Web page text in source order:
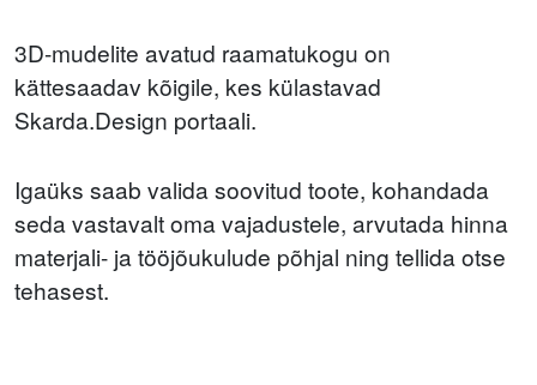
3D-mudelite avatud raamatukogu on
kättesaadav kõigile, kes külastavad
Skarda.Design portaali.
Igaüks saab valida soovitud toote, kohandada
seda vastavalt oma vajadustele, arvutada hinna
materjali- ja tööjõukulude põhjal ning tellida otse
tehasest.